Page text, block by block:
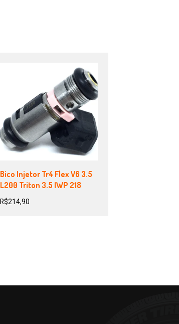
Bico Injetor Tr4 Flex V6 3.5
L200 Triton 3.5 IWP 218
R$214,90